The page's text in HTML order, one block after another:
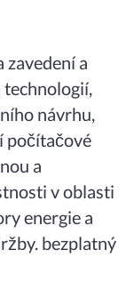
zavedení a
technologií,
návrhu,
počítačové
a
v oblasti
energie a
bezplatný